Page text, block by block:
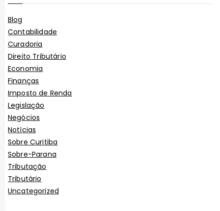
Blog
Contabilidade
Curadoria
Direito Tributário
Economia
Finanças
Imposto de Renda
Legislação
Negócios
Notícias
Sobre Curitiba
Sobre-Parana
Tributação
Tributário
Uncategorized